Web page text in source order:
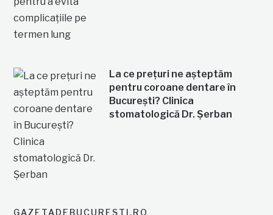
La ce prețuri ne așteptăm
pentru coroane dentare în
București? Clinica
stomatologică Dr. Șerban
GAZETADEBUCURESTI.RO